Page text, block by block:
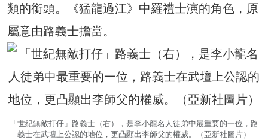
類的銜頭。《猛龍過江》中羅禮士演的角色，原
屬意由路義士擔當。
「世紀無敵打仔」路義士（右），是李小龍名人徒弟中最重要的一位，路
義士在武壇上公認的地位，更凸顯出李師父的權威。（亞新社圖片）